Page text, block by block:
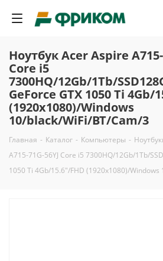
Ноутбук Acer Aspire A715-
Core i5
7300HQ/12Gb/1Tb/
GeForce GTX 1050 Ti 4Gb/
(1920x1080)/Windows
10/black/WiFi/BT/Cam/3
Главная - Каталог - Компьютеры -
A715-71G-56YJ Core i5 7300HQ/12Gb/1Tb/
1050 Ti 4Gb/15.6"/FHD (1920x1080)/Windows